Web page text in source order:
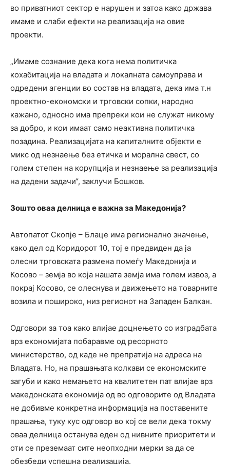
во приватниот сектор е нарушен и затоа како држава
имаме и слаби ефекти на реализација на овие
проекти.
„Имаме сознание дека кога нема политичка
кохабитација на владата и локалната самоуправа и
одредени агенции во состав на владата, дека има т.н
проектно-економски и трговски сопки, народно
кажано, односно има препреки кои не служат никому
за добро, и кои имаат само неактивна политичка
позадина. Реализацијата на капиталните објекти е
микс од незнаење без етичка и морална свест, со
голем степен на корупција и незнаење за реализација
на дадени задачи“, заклучи Бошков.
Зошто оваа делница е важна за Македонија?
Автопатот Скопје – Блаце има регионално значење,
како дел од Коридорот 10, тој е предвиден да ја
олесни трговската размена помеѓу Македонија и
Косово – земја во која нашата земја има голем извоз, а
покрај Косово, се олеснува и движењето на товарните
возила и пошироко, низ регионот на Западен Балкан.
Одговори за тоа како влијае доцнењето со изградбата
врз економијата побаравме од ресорното
министерство, од каде не препратија на адреса на
Владата. Но, на прашањата колкави се економските
загуби и како немањето на квалитетен пат влијае врз
македонската економија од во одговорите од Владата
не добивме конкретна информација на поставените
прашања, туку кус одговор во кој се вели дека токму
оваа делница останува еден од нивните приоритети и
оти се преземаат сите неопходни мерки за да се
обезбеди успешна реализација.